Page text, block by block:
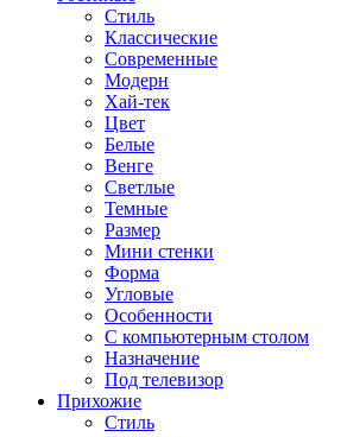
Стиль
Классические
Современные
Модерн
Хай-тек
Цвет
Белые
Венге
Светлые
Темные
Размер
Мини стенки
Форма
Угловые
Особенности
С компьютерным столом
Назначение
Под телевизор
Прихожие
Стиль